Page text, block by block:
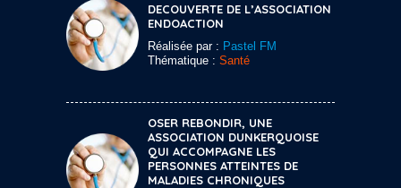
DECOUVERTE DE L’ASSOCIATION
ENDOACTION
Réalisée par : Pastel FM
Thématique : Santé
OSER REBONDIR, UNE
ASSOCIATION DUNKERQUOISE
QUI ACCOMPAGNE LES
PERSONNES ATTEINTES DE
MALADIES CHRONIQUES